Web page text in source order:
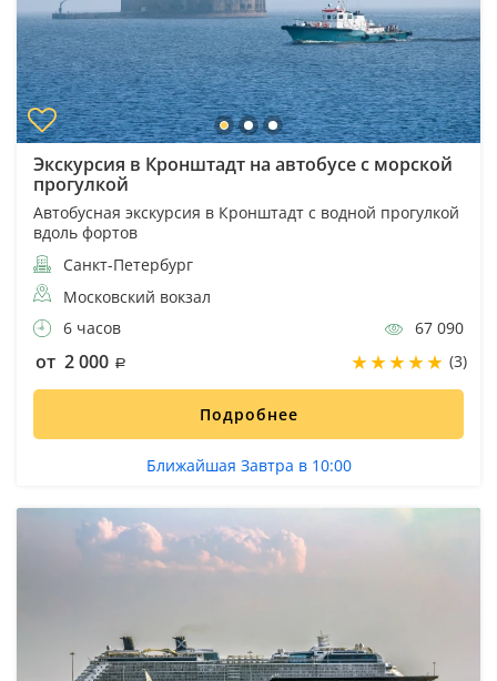
Экскурсия в Кронштадт на автобусе с морской
прогулкой
Автобусная экскурсия в Кронштадт с водной прогулкой
вдоль фортов
Санкт-Петербург
Московский вокзал
6 часов
67 090
от 2 000 (3)
Подробнее
Ближайшая Завтра в 10:00